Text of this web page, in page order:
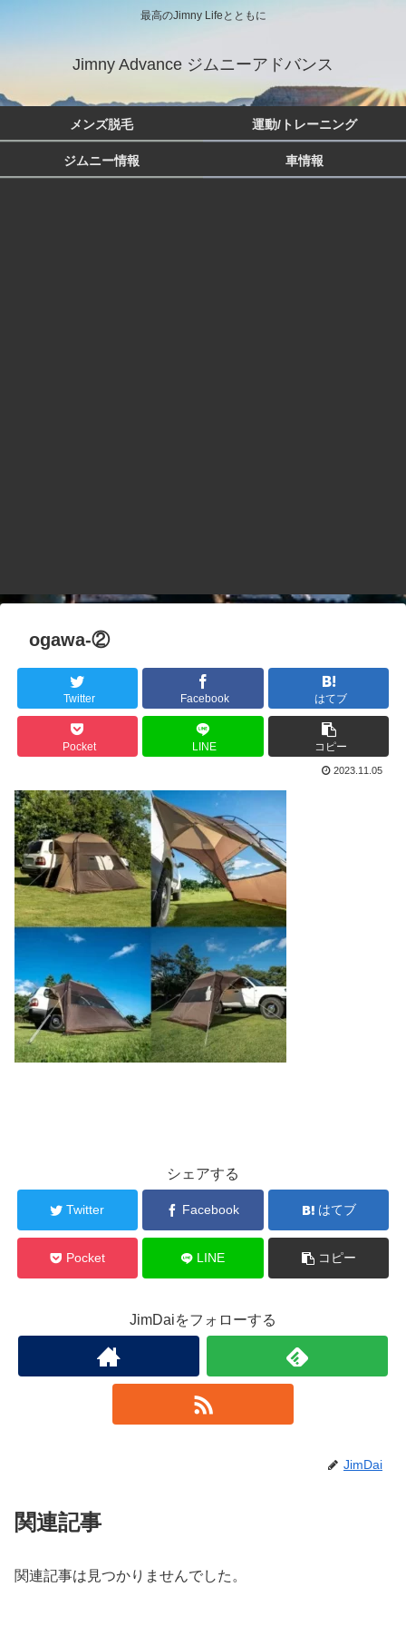
最高のJimny Lifeとともに
Jimny Advance ジムニーアドバンス
メンズ脱毛 運動/トレーニング
ジムニー情報 車情報
ogawa-②
Twitter Facebook はてブ
Pocket LINE コピー
2023.11.05
シェアする
Twitter Facebook はてブ
Pocket LINE コピー
JimDaiをフォローする
JimDai
関連記事
関連記事は見つかりませんでした。